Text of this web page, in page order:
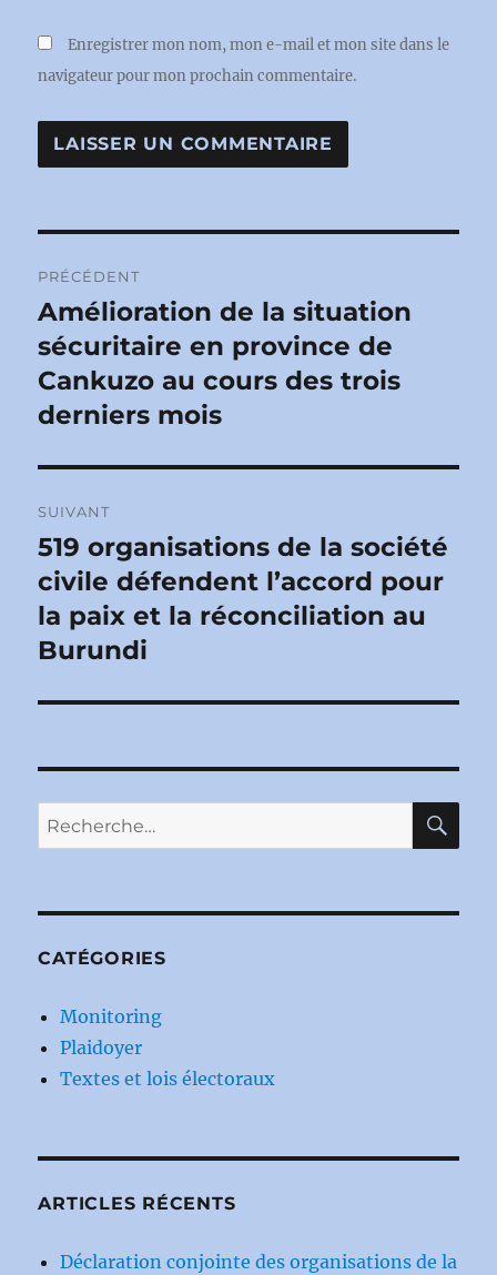
Enregistrer mon nom, mon e-mail et mon site dans le
navigateur pour mon prochain commentaire.
de
l’article
PRÉCÉDENT
Publication
précédente :
Amélioration de la situation
sécuritaire en province de
Cankuzo au cours des trois
derniers mois
SUIVANT
Publication
suivante :
519 organisations de la société
civile défendent l’accord pour
la paix et la réconciliation au
Burundi
Recherche
pour :
CATÉGORIES
Monitoring
Plaidoyer
Textes et lois électoraux
ARTICLES RÉCENTS
Déclaration conjointe des organisations de la